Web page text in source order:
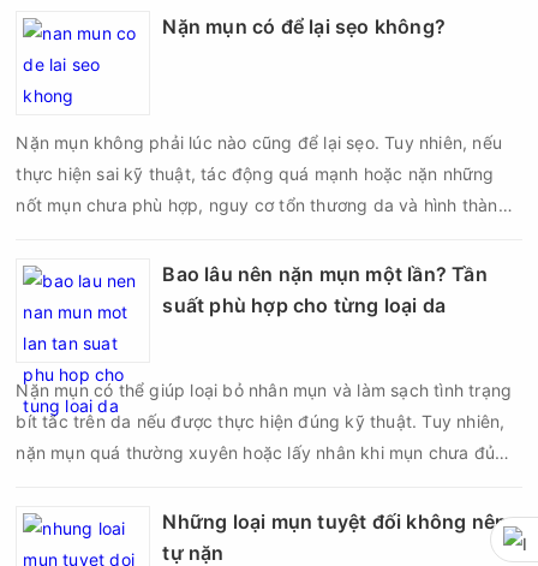
Nặn mụn có để lại sẹo không?
Nặn mụn không phải lúc nào cũng để lại sẹo. Tuy nhiên, nếu
thực hiện sai kỹ thuật, tác động quá mạnh hoặc nặn những
nốt mụn chưa phù hợp, nguy cơ tổn thương da và hình thành
hoặc mụn nang nằm sâu dưới da, việc cố gắng lấy nhân bằng
tay có thể làm tổn thương cấu trúc da thay vì giúp mụn nhanh
chứng?
Bao lâu nên nặn mụn một lần? Tần
suất phù hợp cho từng loại da
Nặn mụn có thể giúp loại bỏ nhân mụn và làm sạch tình trạng
bít tắc trên da nếu được thực hiện đúng kỹ thuật. Tuy nhiên,
nặn mụn quá thường xuyên hoặc lấy nhân khi mụn chưa đủ
thâm sẹo. Vì vậy, bao lâu nên nặn mụn một lần là vấn đề được
nhiều người quan tâm khi xây dựng routine chăm sóc da. Tần
Những loại mụn tuyệt đối không nên
tự nặn